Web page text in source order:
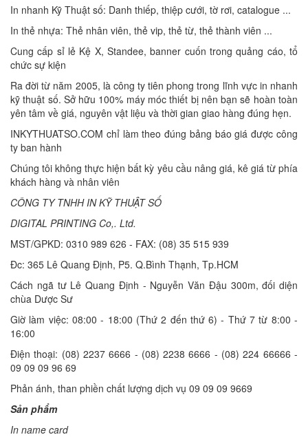
In nhanh Kỹ Thuật số: Danh thiếp, thiệp cưới, tờ rơi, catalogue ...
In thẻ nhựa: Thẻ nhân viên, thẻ vip, thẻ từ, thẻ thành viên ...
Cung cấp sỉ lẻ Kệ X, Standee, banner cuốn trong quảng cáo, tổ
chức sự kiện
Ra đời từ năm 2005, là công ty tiên phong trong lĩnh vực in nhanh
kỹ thuật số. Sở hữu 100% máy móc thiết bị nên bạn sẽ hoàn toàn
yên tâm về giá, nguyên vật liệu và thời gian giao hàng đúng hẹn.
INKYTHUATSO.COM chỉ làm theo đúng bảng báo giá được công
ty ban hành
Chúng tôi không thực hiện bất kỳ yêu cầu nâng giá, kê giá từ phía
khách hàng và nhân viên
CÔNG TY TNHH IN KỸ THUẬT SỐ
DIGITAL PRINTING Co,. Ltd.
MST/GPKD: 0310 989 626 - FAX: (08) 35 515 939
Đc: 365 Lê Quang Định, P5. Q.Bình Thạnh, Tp.HCM
Cách ngã tư Lê Quang Định - Nguyễn Văn Đậu 300m, đối diện
chùa Dược Sư
Giờ làm việc: 08:00 - 18:00 (Thứ 2 đến thứ 6) - Thứ 7 từ 8:00 -
16:00
Điện thoại: (08) 2237 6666 - (08) 2238 6666 - (08) 224 66666 -
09 09 09 96 69
Phản ánh, than phiền chất lượng dịch vụ 09 09 09 9669
Sản phẩm
In name card